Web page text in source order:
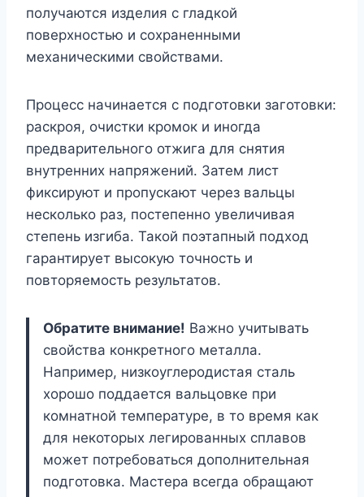
получаются изделия с гладкой
поверхностью и сохраненными
механическими свойствами.
Процесс начинается с подготовки заготовки:
раскроя, очистки кромок и иногда
предварительного отжига для снятия
внутренних напряжений. Затем лист
фиксируют и пропускают через вальцы
несколько раз, постепенно увеличивая
степень изгиба. Такой поэтапный подход
гарантирует высокую точность и
повторяемость результатов.
Обратите внимание! Важно учитывать
свойства конкретного металла.
Например, низкоуглеродистая сталь
хорошо поддается вальцовке при
комнатной температуре, в то время как
для некоторых легированных сплавов
может потребоваться дополнительная
подготовка. Мастера всегда обращают